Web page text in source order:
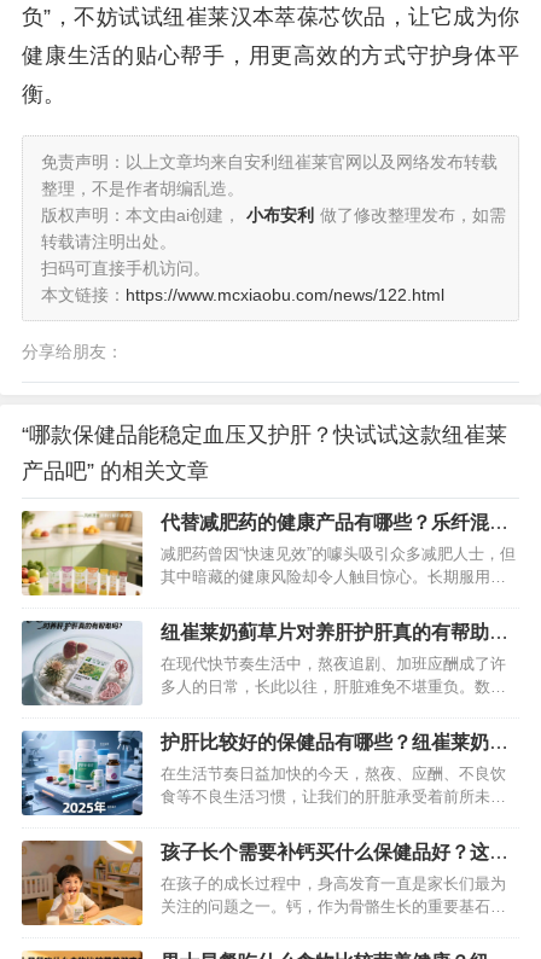
负”，不妨试试纽崔莱汉本萃葆芯饮品，让它成为你
健康生活的贴心帮手，用更高效的方式守护身体平
衡。
免责声明：以上文章均来自安利纽崔莱官网以及网络发布转载
整理，不是作者胡编乱造。
版权声明：本文由ai创建，
小布安利 做了修改整理发布，如需
转载请注明出处。
扫码可直接手机访问。
本文链接： https://www.mcxiaobu.com/news/122.html
分享给朋友：
“哪款保健品能稳定血压又护肝？快试试这款纽崔莱
产品吧” 的相关文章
代替减肥药的健康产品有哪些？乐纤混合
营养代餐不容错过
减肥药曾因“快速见效”的噱头吸引众多减肥人士，但
其中暗藏的健康风险却令人触目惊心。长期服用减
至导致不可逆的健康问题。想要安全减肥，不妨将
目光转向更天然、科学的健康产品。其中，纽崔莱
乐纤混合营养代餐凭借出色的功效脱颖而出，同时
还有其他健康好物也值得关注，共同…
纽崔莱奶蓟草片对养肝护肝真的有帮助
吗？详细为你揭秘
在现代快节奏生活中，熬夜追剧、加班应酬成了许
多人的日常，长此以往，肝脏难免不堪重负。数据
肝愈发重要。在众多护肝产品里，纽崔莱奶蓟草片
备受关注，它真能守护肝脏健康吗？我们一起深入
探究。…
护肝比较好的保健品有哪些？纽崔莱奶蓟
草片护肝好帮手
在生活节奏日益加快的今天，熬夜、应酬、不良饮
食等不良生活习惯，让我们的肝脏承受着前所未有
们为肝脏健康保驾护航。面对琳琅满目的产品，究
竟哪些才是真正值得选择的呢？今天就为大家盘点
2025年护肝效果较好的几款保健品。…
孩子长个需要补钙买什么保健品好？这款
纽崔莱产品别错过
在孩子的成长过程中，身高发育一直是家长们最为
关注的问题之一。钙，作为骨骼生长的重要基石，
子呱呱坠地，到茁壮成长，骨骼不断发育，钙的充